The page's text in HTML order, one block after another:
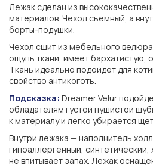
Лежак сделан из
материалов. Чехол съемный, а
борты-подушки.
Чехол сшит из мебельного
ощупь ткани, имеет бархатистую,
Ткань идеально подойдет для
свойство антикоготь.
Подсказка: Dreamer Velur
обладателям густой пушистой
к материалу и легко убирается
Внутри лежака — наполнитель
гипоаллергенный,
не впитывает запах. Лежак